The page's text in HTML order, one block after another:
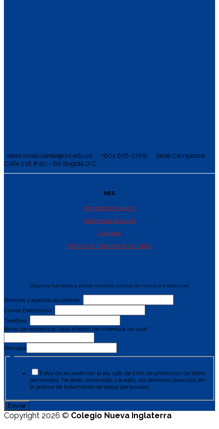
atencionalcliente@cni.edu.co +601 676 0788
Sede Campestre:
Calle 218 # 50 - 60 Bogotá D.C
NES
Proyecto de Valores
Plataforma Docente
Contacto
Política de Tratamiento de Datos
¡Dejanos tus datos y pronto tendrás noticias de nuestra Institución!
Nombre y apellido acudiente *
Correo Electrónico *
Teléfono *
Barrio de residencia (para efectos de cobertura de ruta) *
Mensaje
*
Estoy de acuerdo con la ley 1581 de 2021 de protección de datos
personales, he leído, entendido y acepto, los términos descritos en
la política de tratamiento de datos personales
Enviar
Copyright 2026 © Colegio Nueva Inglaterra